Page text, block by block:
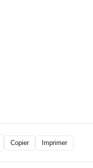
Copier Imprimer